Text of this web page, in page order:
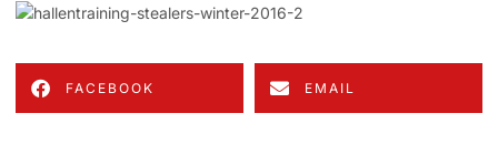
FACEBOOK EMAIL